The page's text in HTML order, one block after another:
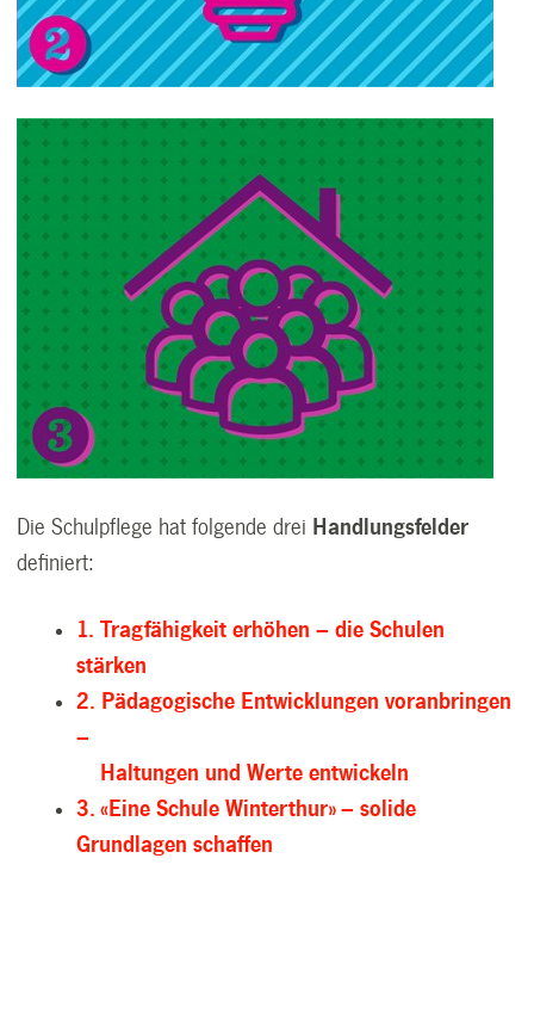
Die Schulpflege hat folgende drei Handlungsfelder
definiert:
1. Tragfähigkeit erhöhen – die Schulen
stärken
2. Pädagogische Entwicklungen voranbringen
–
Haltungen und Werte entwickeln
3. «Eine Schule Winterthur» – solide
Grundlagen schaffen